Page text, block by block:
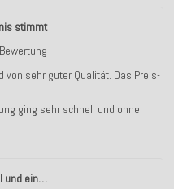
stimmt
sehr guter Qualität. Das Preis-
ging sehr schnell und ohne
und ein…